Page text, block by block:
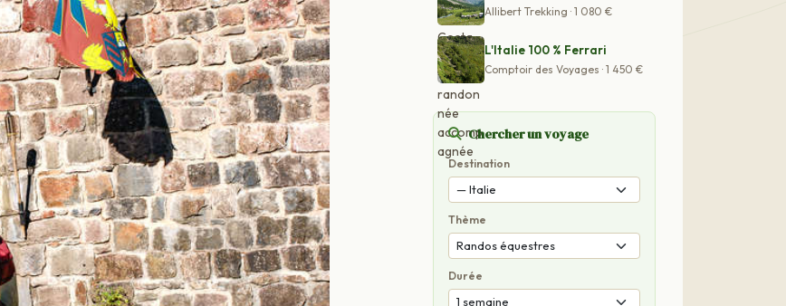
Suivant
Allibert Trekking · 1 080 €
L'Italie 100 % Ferrari
Comptoir des Voyages · 1 450 €
Chercher un voyage
Destination
Thème
Durée